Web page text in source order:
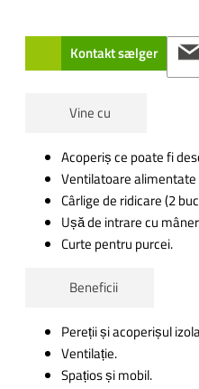
Kontakt sælger
Vine cu
Acoperiș ce poate fi
Ventilatoare alimentate
Cârlige de ridicare (2
Ușă de intrare cu
Curte pentru purcei.
Beneficii
Pereții și acoperișul
Ventilație.
Spațios și mobil.